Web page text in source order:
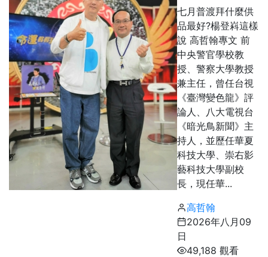
七月普渡拜什麼供
品最好?楊登嵙這樣
說 高哲翰專文 前
中央警官學校教
授、警察大學教授
兼主任，曾任台視
《臺灣變色龍》評
論人、八大電視台
《暗光鳥新聞》主
持人，並歷任華夏
科技大學、崇右影
藝科技大學副校
長，現任華...
高哲翰
2026年八月09
日
49,188 觀看